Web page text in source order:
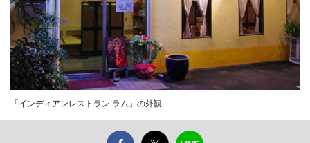
「インディアンレストラン ラム」の外観